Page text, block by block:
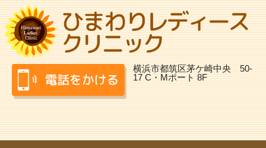
横浜市都筑区茅ケ崎中央 50-
17 C・Mポート 8F